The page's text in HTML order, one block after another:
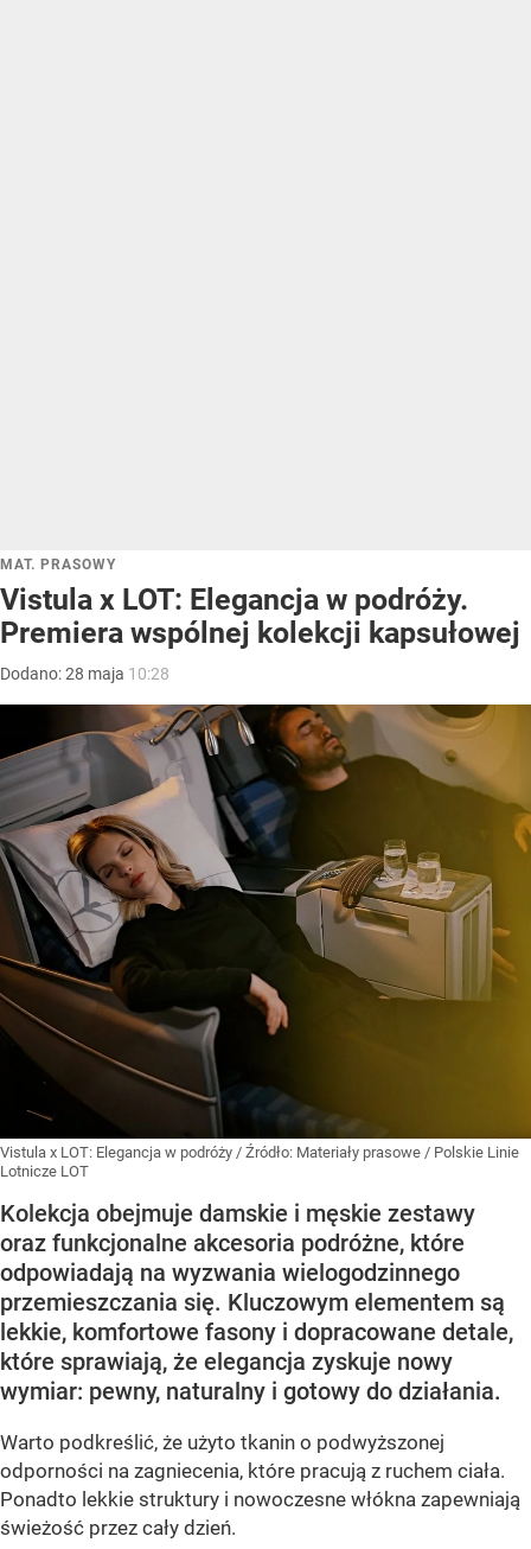
MAT. PRASOWY
Vistula x LOT: Elegancja w podróży.
Premiera wspólnej kolekcji kapsułowej
Dodano:28 maja 10:28
Vistula x LOT: Elegancja w podróży / Źródło: Materiały prasowe / Polskie Linie
Lotnicze LOT
Kolekcja obejmuje damskie i męskie zestawy
oraz funkcjonalne akcesoria podróżne, które
odpowiadają na wyzwania wielogodzinnego
przemieszczania się. Kluczowym elementem są
lekkie, komfortowe fasony i dopracowane detale,
które sprawiają, że elegancja zyskuje nowy
wymiar: pewny, naturalny i gotowy do działania.
Warto podkreślić, że użyto tkanin o podwyższonej
odporności na zagniecenia, które pracują z ruchem ciała.
Ponadto lekkie struktury i nowoczesne włókna zapewniają
świeżość przez cały dzień.